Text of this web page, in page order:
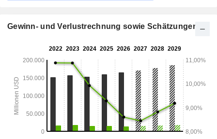
Gewinn- und Verlustrechnung sowie Schätzungen